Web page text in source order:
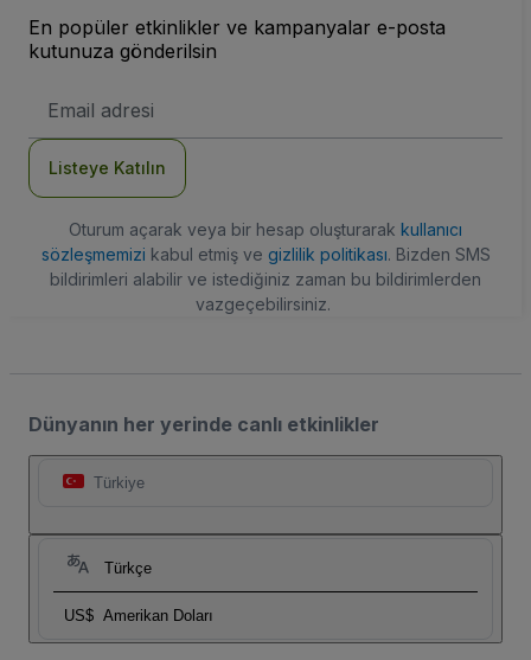
En popüler etkinlikler ve kampanyalar e-posta
kutunuza gönderilsin
posta
Listeye Katılın
Oturum açarak veya bir hesap oluşturarak kullanıcı
sözleşmemizi kabul etmiş ve gizlilik politikası. Bizden SMS
bildirimleri alabilir ve istediğiniz zaman bu bildirimlerden
vazgeçebilirsiniz.
Dünyanın her yerinde canlı etkinlikler
Türkiye
Türkçe
US$ Amerikan Doları